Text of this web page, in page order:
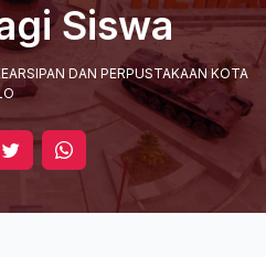
Siswa
DAN PERPUSTAKAAN KOTA